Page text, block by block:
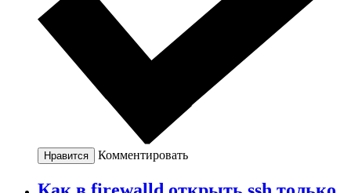
Нравится Комментировать